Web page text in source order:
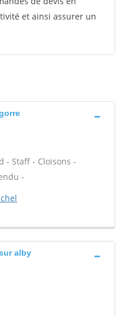
et ainsi assurer un
- Staff - Cloisons -
-
alby